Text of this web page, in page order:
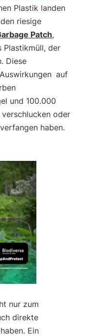
Plastik landen
riesige
Patch,
Plastikmüll, der
Diese
auf
und 100.000
oder
haben.
nur zum
direkte
haben. Ein